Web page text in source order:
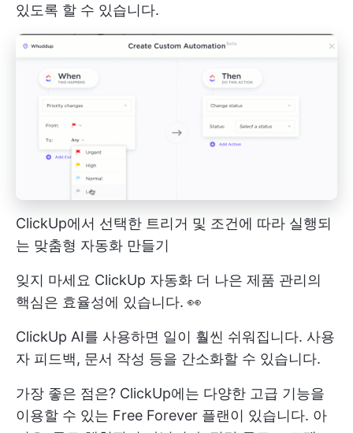
있도록 할 수 있습니다.
ClickUp에서 선택한 트리거 및 조건에 따라 실행되
는 맞춤형 자동화 만들기
잊지 마세요 ClickUp 자동화 더 나은 제품 관리의
핵심은 효율성에 있습니다. 👀
ClickUp AI를 사용하면 일이 훨씬 쉬워집니다. 사용
자 피드백, 문서 작성 등을 간소화할 수 있습니다.
가장 좋은 점은? ClickUp에는 다양한 고급 기능을
이용할 수 있는 Free Forever 플랜이 있습니다. 아